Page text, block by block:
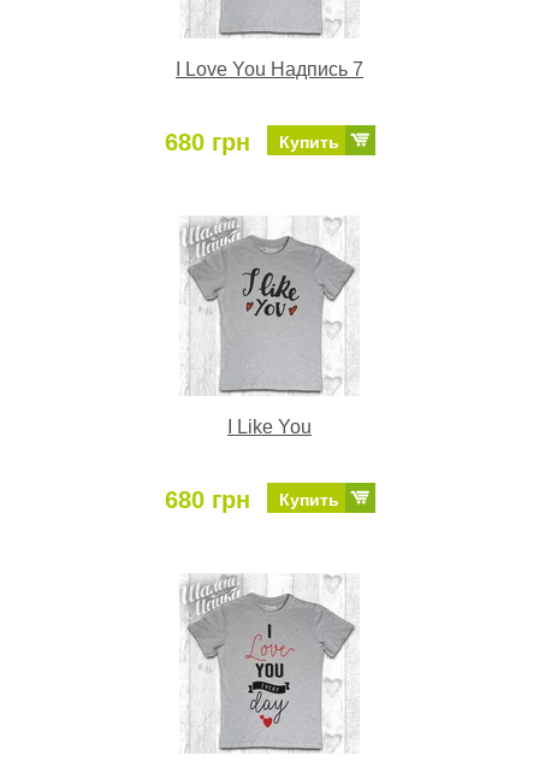
I Love You Надпись 7
680 грн Купить
I Like You
680 грн Купить